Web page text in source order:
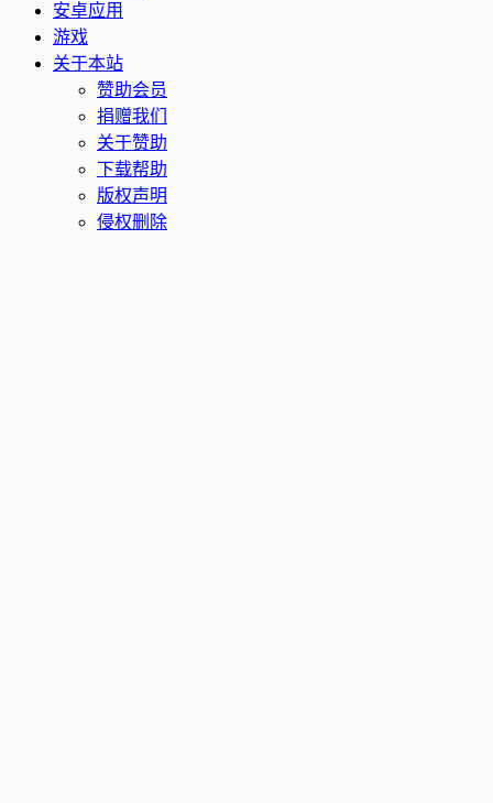
安卓应用
游戏
关于本站
赞助会员
捐赠我们
关于赞助
下载帮助
版权声明
侵权删除